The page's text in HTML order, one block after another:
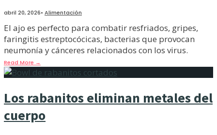
abril 20, 2026• Alimentación
El ajo es perfecto para combatir resfriados, gripes,
faringitis estreptocócicas, bacterias que provocan
neumonía y cánceres relacionados con los virus.
Read More →
Los rabanitos eliminan metales del
cuerpo